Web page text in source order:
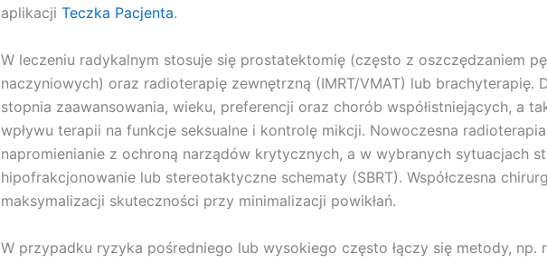
aplikacji Teczka Pacjenta.
W leczeniu radykalnym stosuje się prostatektomię (często z oszczędzaniem
naczyniowych) oraz radioterapię zewnętrzną (IMRT/VMAT) lub brachyterapię.
stopnia zaawansowania, wieku, preferencji oraz chorób współistniejących, a
wpływu terapii na funkcje seksualne i kontrolę mikcji. Nowoczesna
napromienianie z ochroną narządów krytycznych, a w wybranych sytuacjach
hipofrakcjonowanie lub stereotaktyczne schematy (SBRT). Współczesna
maksymalizacji skuteczności przy minimalizacji powikłań.
W przypadku ryzyka pośredniego lub wysokiego często łączy się metody, np.